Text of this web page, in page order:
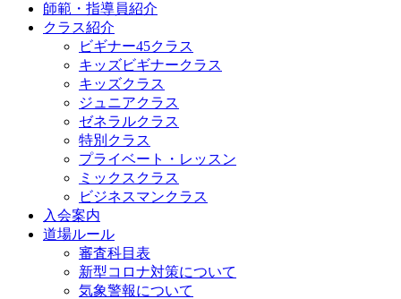
師範・指導員紹介
クラス紹介
ビギナー45クラス
キッズビギナークラス
キッズクラス
ジュニアクラス
ゼネラルクラス
特別クラス
プライベート・レッスン
ミックスクラス
ビジネスマンクラス
入会案内
道場ルール
審査科目表
新型コロナ対策について
気象警報について